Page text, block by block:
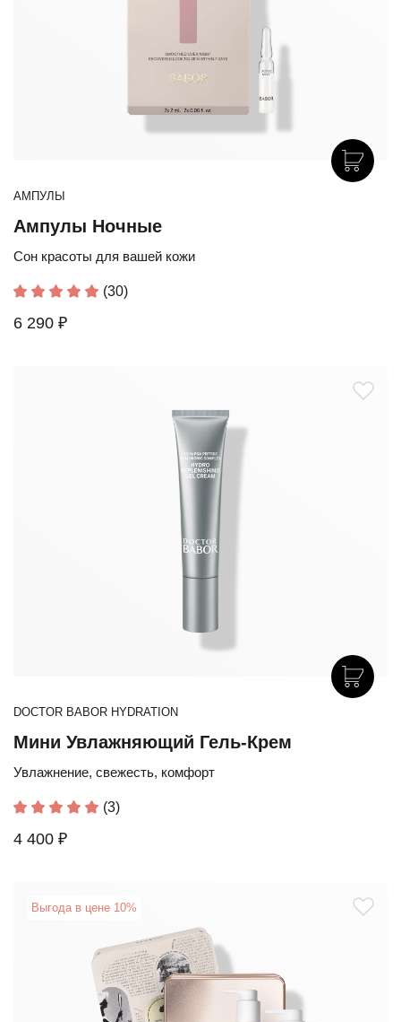
АМПУЛЫ
Ампулы Ночные
Сон красоты для вашей кожи
(30)
6 290 ₽
DOCTOR BABOR HYDRATION
Мини Увлажняющий Гель-Крем
Увлажнение, свежесть, комфорт
(3)
4 400 ₽
Выгода в цене 10%